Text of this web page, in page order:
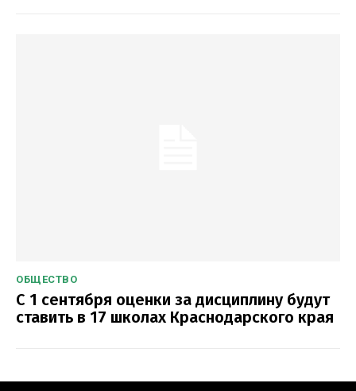
ОБЩЕСТВО
С 1 сентября оценки за дисциплину будут
ставить в 17 школах Краснодарского края